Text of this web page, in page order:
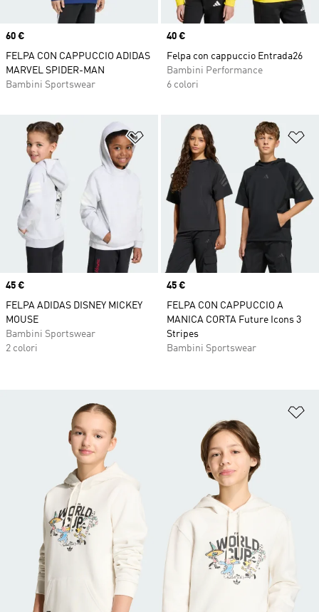
Price
60 €
FELPA CON CAPPUCCIO ADIDAS
MARVEL SPIDER-MAN
Bambini Sportswear
Price
40 €
Felpa con cappuccio Entrada26
Bambini Performance
6 colori
Aggiungi alla lista dei desideri
Price
45 €
FELPA ADIDAS DISNEY MICKEY
MOUSE
Bambini Sportswear
2 colori
Price
45 €
FELPA CON CAPPUCCIO A
MANICA CORTA Future Icons 3
Stripes
Bambini Sportswear